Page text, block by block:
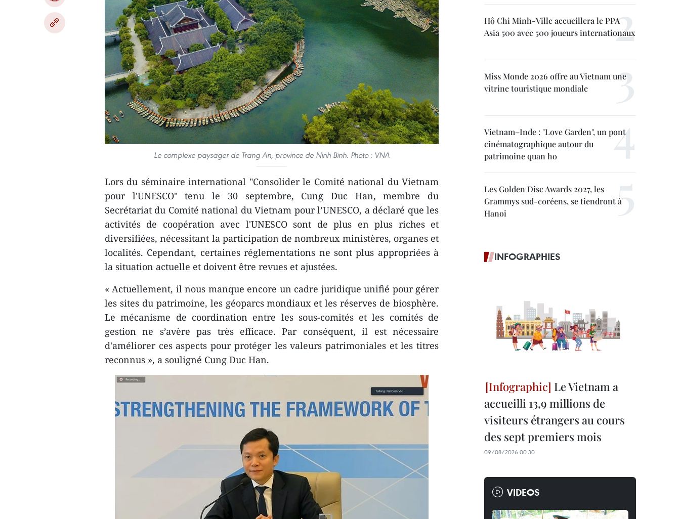
Le complexe paysager de Trang An, province de Ninh Binh. Photo : VNA
Lors du séminaire international "Consolider le Comité national du Vietnam
pour l'UNESCO" tenu le 30 septembre, Cung Duc Han, membre du
Secrétariat du Comité national du Vietnam pour l’UNESCO, a déclaré que les
activités de coopération avec l'UNESCO sont de plus en plus riches et
diversifiées, nécessitant la participation de nombreux ministères, organes et
localités. Cependant, certaines réglementations ne sont plus appropriées à
la situation actuelle et doivent être revues et ajustées.
« Actuellement, il nous manque encore un cadre juridique unifié pour gérer
les sites du patrimoine, les géoparcs mondiaux et les réserves de biosphère.
Le mécanisme de coordination entre les sous-comités et les comités de
gestion ne s’avère pas très efficace. Par conséquent, il est nécessaire
d'améliorer ces aspects pour protéger les valeurs patrimoniales et les titres
reconnus », a souligné Cung Duc Han.
Hô Chi Minh-Ville accueillera le PPA
Asia 500 avec 500 joueurs internationaux
Miss Monde 2026 offre au Vietnam une
vitrine touristique mondiale
Vietnam–Inde : "Love Garden", un pont
cinématographique autour du
patrimoine quan ho
Les Golden Disc Awards 2027, les
Grammys sud-coréens, se tiendront à
Hanoi
INFOGRAPHIES
Le Vietnam a
accueilli 13,9 millions de
visiteurs étrangers au cours
des sept premiers mois
09/08/2026 00:30
VIDEOS